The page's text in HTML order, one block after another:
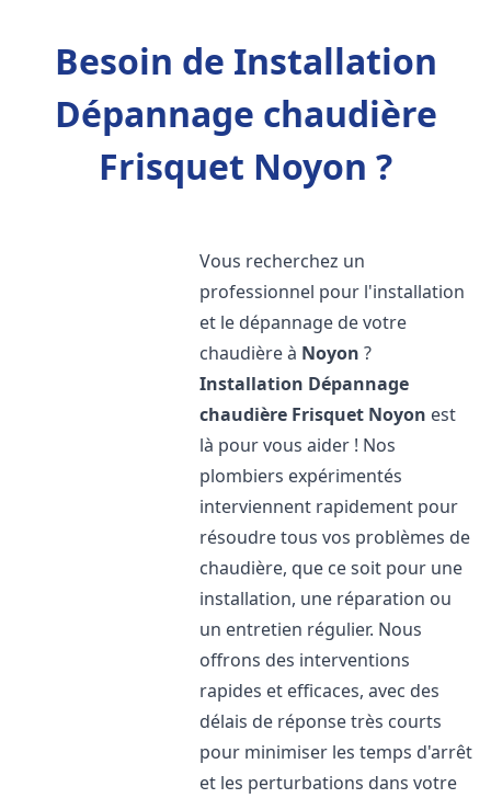
Besoin de Installation
Dépannage chaudière
Frisquet Noyon ?
Vous recherchez un
professionnel pour l'installation
et le dépannage de votre
chaudière à Noyon ?
Installation Dépannage
chaudière Frisquet Noyon est
là pour vous aider ! Nos
plombiers expérimentés
interviennent rapidement pour
résoudre tous vos problèmes de
chaudière, que ce soit pour une
installation, une réparation ou
un entretien régulier. Nous
offrons des interventions
rapides et efficaces, avec des
délais de réponse très courts
pour minimiser les temps d'arrêt
et les perturbations dans votre